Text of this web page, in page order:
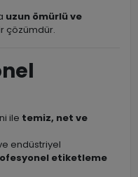
uzun ömürlü ve
çözümdür.
ile temiz, net ve
endüstriyel
etiketleme